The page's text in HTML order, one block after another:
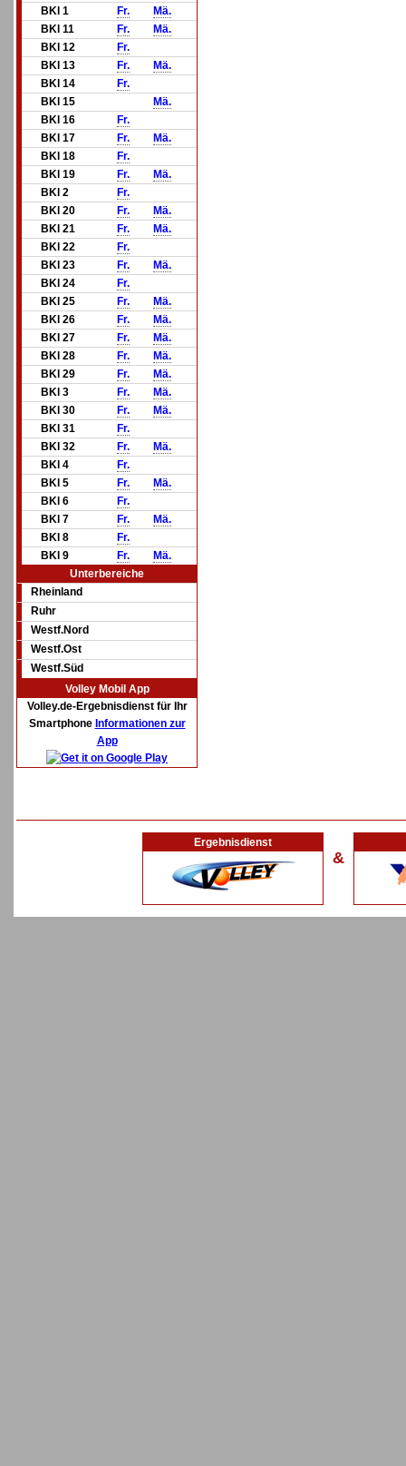
BKl 1
Fr.
Mä.
BKl 11
Fr.
Mä.
BKl 12
Fr.
BKl 13
Fr.
Mä.
BKl 14
Fr.
BKl 15
Mä.
BKl 16
Fr.
BKl 17
Fr.
Mä.
BKl 18
Fr.
BKl 19
Fr.
Mä.
BKl 2
Fr.
BKl 20
Fr.
Mä.
BKl 21
Fr.
Mä.
BKl 22
Fr.
BKl 23
Fr.
Mä.
BKl 24
Fr.
BKl 25
Fr.
Mä.
BKl 26
Fr.
Mä.
BKl 27
Fr.
Mä.
BKl 28
Fr.
Mä.
BKl 29
Fr.
Mä.
BKl 3
Fr.
Mä.
BKl 30
Fr.
Mä.
BKl 31
Fr.
BKl 32
Fr.
Mä.
BKl 4
Fr.
BKl 5
Fr.
Mä.
BKl 6
Fr.
BKl 7
Fr.
Mä.
BKl 8
Fr.
BKl 9
Fr.
Mä.
Unterbereiche
Rheinland
Ruhr
Westf.Nord
Westf.Ost
Westf.Süd
Volley Mobil App
Volley.de-Ergebnisdienst für Ihr
Smartphone Informationen zur
App
Ergebnisdienst
&